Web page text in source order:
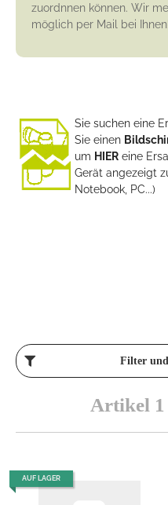
zuordnnen können. Wir
möglich per Mail bei
Sie suchen eine
Sie einen
um HIER eine
Gerät angezeigt
Notebook, PC...)
Filter
Artikel 1
AUF LAGER